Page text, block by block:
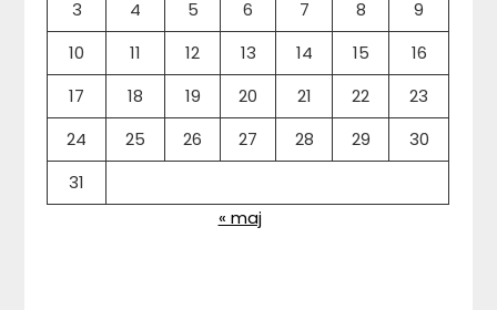
3
4 5 6 7 8
9
10
11 12 13 14 15
16
17
18 19 20 21 22
23
24
25 26 27 28 29
30
31
« maj